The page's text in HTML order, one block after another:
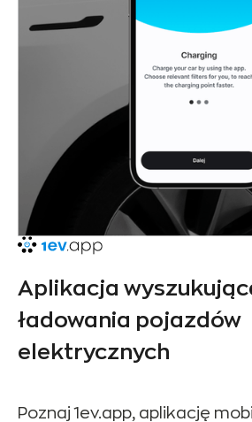
Aplikacja
ładowania pojazdów
elektrycznych
Poznaj 1ev.app, aplikację